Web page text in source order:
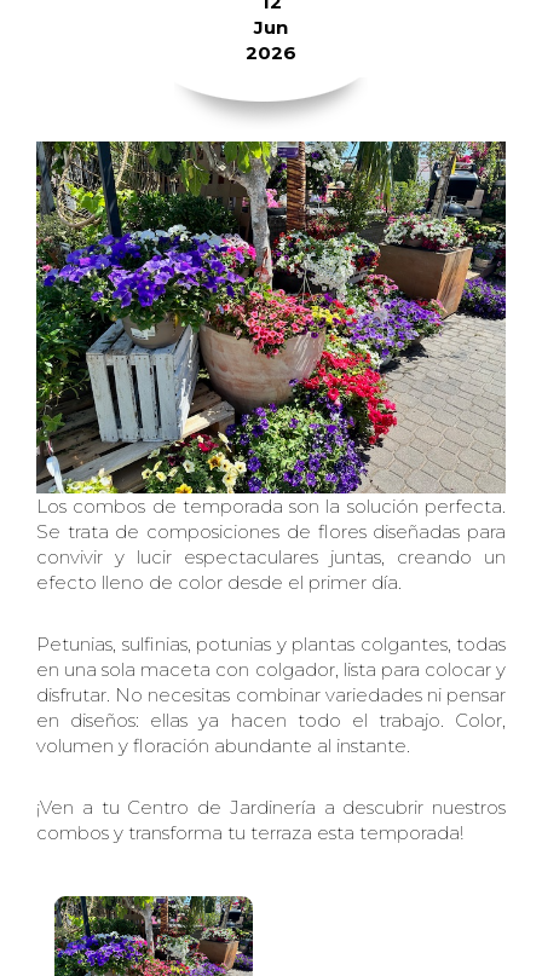
Jun
2026
Los combos de temporada son la solución perfecta.
Se trata de composiciones de flores diseñadas para
convivir y lucir espectaculares juntas, creando un
efecto lleno de color desde el primer día.
Petunias, sulfinias, potunias y plantas colgantes, todas
en una sola maceta con colgador, lista para colocar y
disfrutar. No necesitas combinar variedades ni pensar
en diseños: ellas ya hacen todo el trabajo. Color,
volumen y floración abundante al instante.
¡Ven a tu Centro de Jardinería a descubrir nuestros
combos y transforma tu terraza esta temporada!